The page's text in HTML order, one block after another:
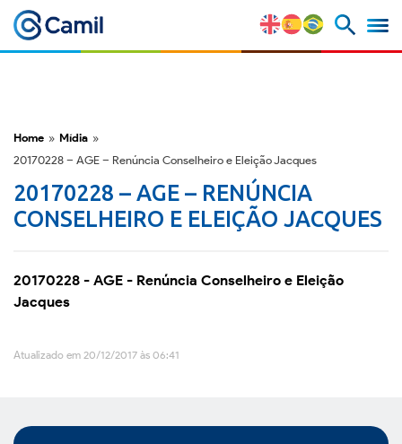
Estratégia e Vantagens
Competitivas
M&A e Mercado de Capitais
ESG
Home » Mídia »
20170228 – AGE – Renúncia Conselheiro e Eleição Jacques
20170228 – AGE – RENÚNCIA
CONSELHEIRO E ELEIÇÃO JACQUES
20170228 - AGE - Renúncia Conselheiro e Eleição
Jacques
Atualizado em 20/12/2017 às 06:41